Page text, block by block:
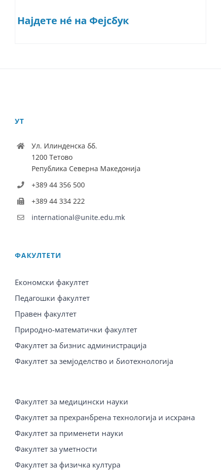
Најдете нé на Фејсбук
УТ
Ул. Илинденска бб.
1200 Тетово
Република Северна Македонија
+389 44 356 500
+389 44 334 222
international@unite.edu.mk
ФАКУЛТЕТИ
Економски факултет
Педагошки факултет
Правен факултет
Природно-математички факултет
Факултет за бизнис администрација
Факултет за земјоделство и биотехнологија
Факултет за медицински науки
Факултет за прехранбрена технологија и исхрана
Факултет за применети науки
Факултет за уметности
Факултет за физичка култура